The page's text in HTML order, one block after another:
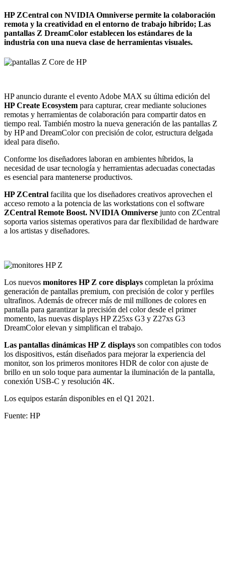
HP ZCentral con NVIDIA Omniverse permite la colaboración
remota y la creatividad en el entorno de trabajo híbrido; Las
pantallas Z DreamColor establecen los estándares de la
industria con una nueva clase de herramientas visuales.
HP anuncio durante el evento Adobe MAX su última edición del
HP Create Ecosystem para capturar, crear mediante soluciones
remotas y herramientas de colaboración para compartir datos en
tiempo real. También mostro la nueva generación de las pantallas Z
by HP and DreamColor con precisión de color, estructura delgada
ideal para diseño.
Conforme los diseñadores laboran en ambientes híbridos, la
necesidad de usar tecnología y herramientas adecuadas conectadas
es esencial para mantenerse productivos.
HP ZCentral facilita que los diseñadores creativos aprovechen el
acceso remoto a la potencia de las workstations con el software
ZCentral Remote Boost. NVIDIA Omniverse junto con ZCentral
soporta varios sistemas operativos para dar flexibilidad de hardware
a los artistas y diseñadores.
Los nuevos monitores HP Z core displays completan la próxima
generación de pantallas premium, con precisión de color y perfiles
ultrafinos. Además de ofrecer más de mil millones de colores en
pantalla para garantizar la precisión del color desde el primer
momento, las nuevas displays HP Z25xs G3 y Z27xs G3
DreamColor elevan y simplifican el trabajo.
Las pantallas dinámicas HP Z displays son compatibles con todos
los dispositivos, están diseñados para mejorar la experiencia del
monitor, son los primeros monitores HDR de color con ajuste de
brillo en un solo toque para aumentar la iluminación de la pantalla,
conexión USB-C y resolución 4K.
Los equipos estarán disponibles en el Q1 2021.
Fuente: HP